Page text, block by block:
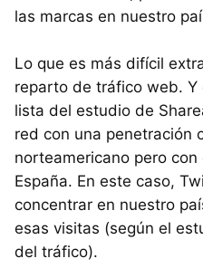
las marcas en nuestro
Lo que es más difícil
reparto de tráfico web. Y
lista del estudio de
red con una penetración
norteamericano pero
España. En este caso,
concentrar en nuestro
esas visitas (según el
del tráfico).